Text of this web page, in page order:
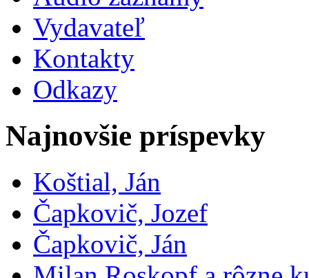
Vydavateľ
Kontakty
Odkazy
Najnovšie príspevky
Koštial, Ján
Čapkovič, Jozef
Čapkovič, Ján